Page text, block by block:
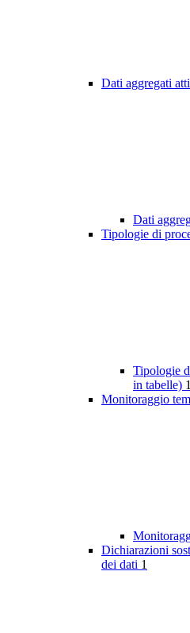
Dati aggregati
Dati
Tipologie di
Tipologie
in tabelle)
Monitoraggio
Dichiarazioni
dei dati 1